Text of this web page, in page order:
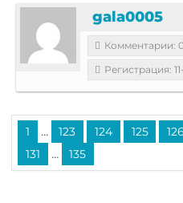
gala0005
Комментарии:
Регистрация:
1 ... 123 124 125 126
131
... 135